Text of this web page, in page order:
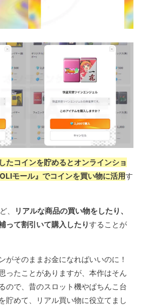
たコインを貯めるとオンラインショ
モール』でコインを買い物に活用す
、
リアルな商品の買い物をしたり、
って割引いて購入したりすることが
がそのままお金になればいいのに！
ったことがありますが、本作はそん
ので、昔のスロット機やぱちんこ台
貯めて、リアル買い物に役立てまし